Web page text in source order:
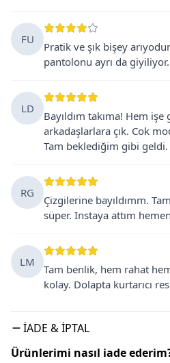
FU
Pratik ve şık bişey
pantolonu ayrı da giyiliyor.
LD
Bayıldım takıma! Hem
arkadaşlarlara çık. Cok
Tam beklediğim gibi geldi.
RG
Çizgilerine bayıldımm.
süper. Instaya attım
LM
Tam benlik, hem rahat
kolay. Dolapta kurtarıcı
İADE & İPTAL
Ürünlerimi nasıl iade